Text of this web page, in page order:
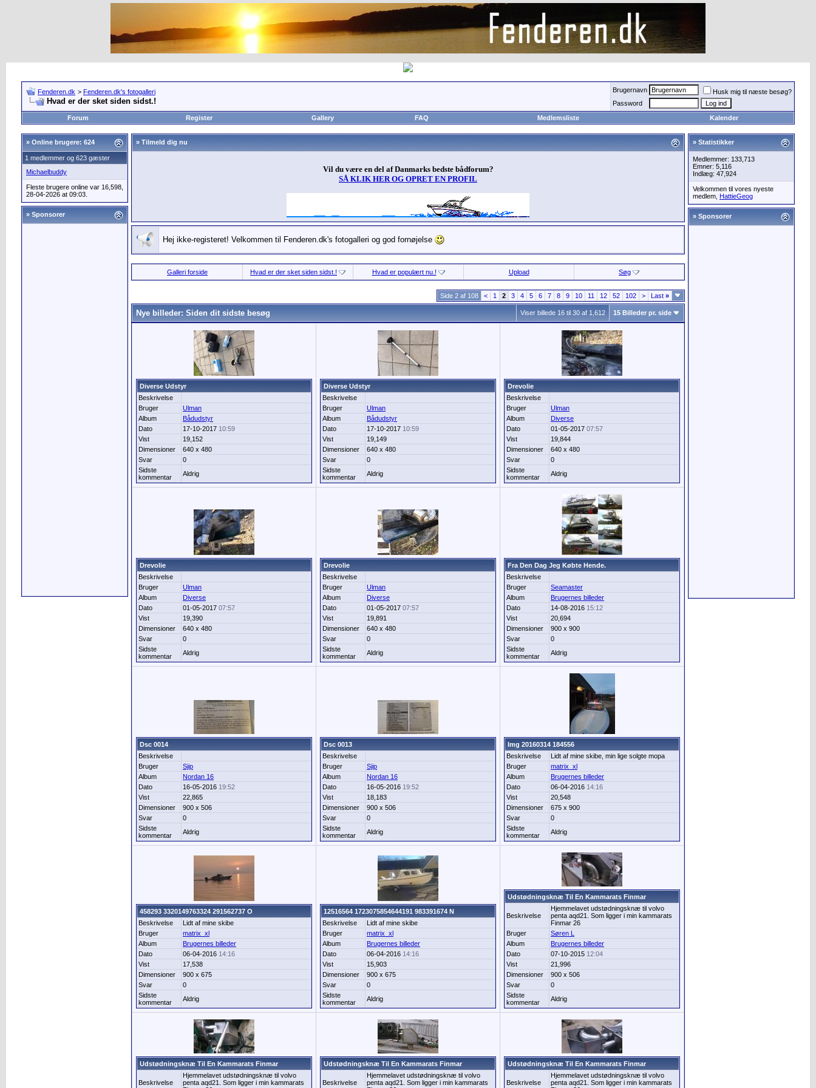
Fenderen.dk > Fenderen.dk's fotogalleri
Hvad er der sket siden sidst.!
Brugernavn
Husk mig til næste besøg?
Password
Forum
Register Gallery FAQ Medlemsliste Kalender
» Online brugere: 624
1 medlemmer og 623 gæster
Michaelbuddy
Fleste brugere online var 16,598,
28-04-2026 at 09:03.
» Sponsorer
» Tilmeld dig nu
Vil du være en del af Danmarks bedste bådforum?
SÅ KLIK HER OG OPRET EN PROFIL
Hej ikke-registeret! Velkommen til Fenderen.dk's fotogalleri og god fornøjelse
Galleri forside Hvad er der sket siden sidst.! Hvad er populært nu.! Upload Søg
Side 2 af 108 < 1 2 3 4 5 6 7 8 9 10 11 12 52 102 > Last »
Nye billeder: Siden dit sidste besøg Viser billede 16 til 30 af 1,612 15 Billeder pr. side
Diverse Udstyr
Beskrivelse
Bruger
Ulman
Album
Bådudstyr
Dato
17-10-2017 10:59
Vist
19,152
Dimensioner
640 x 480
Svar
0
Sidste
kommentar
Aldrig
Diverse Udstyr
Beskrivelse
Bruger
Ulman
Album
Bådudstyr
Dato
17-10-2017 10:59
Vist
19,149
Dimensioner
640 x 480
Svar
0
Sidste
kommentar
Aldrig
Drevolie
Beskrivelse
Bruger
Ulman
Album
Diverse
Dato
01-05-2017 07:57
Vist
19,844
Dimensioner
640 x 480
Svar
0
Sidste
kommentar
Aldrig
Drevolie
Beskrivelse
Bruger
Ulman
Album
Diverse
Dato
01-05-2017 07:57
Vist
19,390
Dimensioner
640 x 480
Svar
0
Sidste
kommentar
Aldrig
Drevolie
Beskrivelse
Bruger
Ulman
Album
Diverse
Dato
01-05-2017 07:57
Vist
19,891
Dimensioner
640 x 480
Svar
0
Sidste
kommentar
Aldrig
Fra Den Dag Jeg Købte Hende.
Beskrivelse
Bruger
Seamaster
Album
Brugernes billeder
Dato
14-08-2016 15:12
Vist
20,694
Dimensioner
900 x 900
Svar
0
Sidste
kommentar
Aldrig
Dsc 0014
Beskrivelse
Bruger
Sjip
Album
Nordan 16
Dato
16-05-2016 19:52
Vist
22,865
Dimensioner
900 x 506
Svar
0
Sidste
kommentar
Aldrig
Dsc 0013
Beskrivelse
Bruger
Sjip
Album
Nordan 16
Dato
16-05-2016 19:52
Vist
18,183
Dimensioner
900 x 506
Svar
0
Sidste
kommentar
Aldrig
Img 20160314 184556
Beskrivelse
Lidt af mine skibe, min lige solgte mopa
Bruger
matrix_xl
Album
Brugernes billeder
Dato
06-04-2016 14:16
Vist
20,548
Dimensioner
675 x 900
Svar
0
Sidste
kommentar
Aldrig
458293 3320149763324 291562737 O
Beskrivelse
Lidt af mine skibe
Bruger
matrix_xl
Album
Brugernes billeder
Dato
06-04-2016 14:16
Vist
17,538
Dimensioner
900 x 675
Svar
0
Sidste
kommentar
Aldrig
12516564 1723075854644191 983391674 N
Beskrivelse
Lidt af mine skibe
Bruger
matrix_xl
Album
Brugernes billeder
Dato
06-04-2016 14:16
Vist
15,903
Dimensioner
900 x 675
Svar
0
Sidste
kommentar
Aldrig
Udstødningsknæ Til En Kammarats Finmar
Beskrivelse
Hjemmelavet udstødningsknæ til volvo
penta aqd21. Som ligger i min kammarats
Finmar 26
Bruger
Søren L
Album
Brugernes billeder
Dato
07-10-2015 12:04
Vist
21,996
Dimensioner
900 x 506
Svar
0
Sidste
kommentar
Aldrig
Udstødningsknæ Til En Kammarats Finmar
Beskrivelse
Hjemmelavet udstødningsknæ til volvo
penta aqd21. Som ligger i min kammarats
Udstødningsknæ Til En Kammarats Finmar
Beskrivelse
Hjemmelavet udstødningsknæ til volvo
penta aqd21. Som ligger i min kammarats
Udstødningsknæ Til En Kammarats Finmar
Beskrivelse
Hjemmelavet udstødningsknæ til volvo
penta aqd21. Som ligger i min kammarats
» Statistikker
Medlemmer: 133,713
Emner: 5,116
Indlæg: 47,924
Velkommen til vores nyeste
medlem, HattieGeog
» Sponsorer